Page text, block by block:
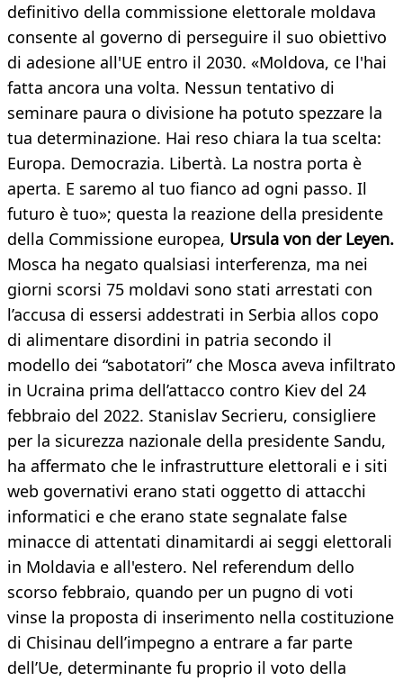
definitivo della commissione elettorale moldava
consente al governo di perseguire il suo obiettivo
di adesione all'UE entro il 2030. «Moldova, ce l'hai
fatta ancora una volta. Nessun tentativo di
seminare paura o divisione ha potuto spezzare la
tua determinazione. Hai reso chiara la tua scelta:
Europa. Democrazia. Libertà. La nostra porta è
aperta. E saremo al tuo fianco ad ogni passo. Il
futuro è tuo»; questa la reazione della presidente
della Commissione europea, Ursula von der Leyen.
Mosca ha negato qualsiasi interferenza, ma nei
giorni scorsi 75 moldavi sono stati arrestati con
l’accusa di essersi addestrati in Serbia allos copo
di alimentare disordini in patria secondo il
modello dei “sabotatori” che Mosca aveva infiltrato
in Ucraina prima dell’attacco contro Kiev del 24
febbraio del 2022. Stanislav Secrieru, consigliere
per la sicurezza nazionale della presidente Sandu,
ha affermato che le infrastrutture elettorali e i siti
web governativi erano stati oggetto di attacchi
informatici e che erano state segnalate false
minacce di attentati dinamitardi ai seggi elettorali
in Moldavia e all'estero. Nel referendum dello
scorso febbraio, quando per un pugno di voti
vinse la proposta di inserimento nella costituzione
di Chisinau dell’impegno a entrare a far parte
dell’Ue, determinante fu proprio il voto della